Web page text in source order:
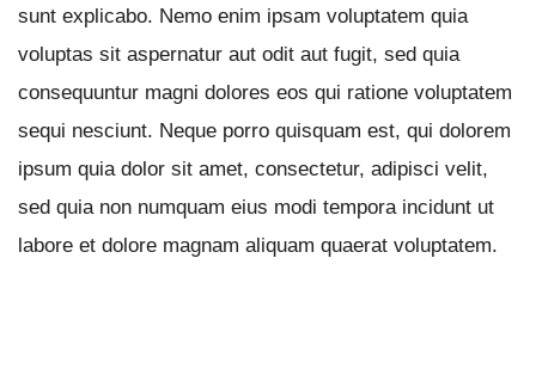
sunt explicabo. Nemo enim ipsam voluptatem quia
voluptas sit aspernatur aut odit aut fugit, sed quia
consequuntur magni dolores eos qui ratione voluptatem
sequi nesciunt. Neque porro quisquam est, qui dolorem
ipsum quia dolor sit amet, consectetur, adipisci velit,
sed quia non numquam eius modi tempora incidunt ut
labore et dolore magnam aliquam quaerat voluptatem.